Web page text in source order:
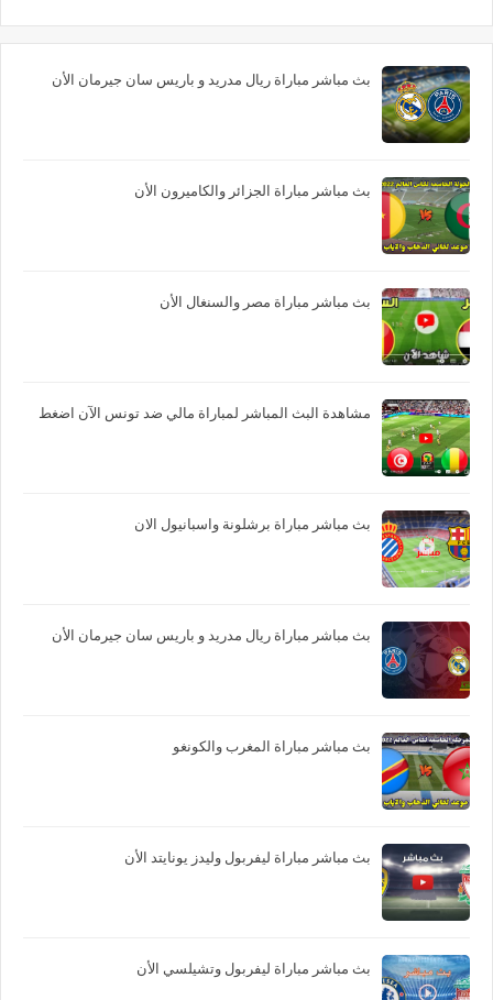
بث مباشر مباراة ريال مدريد و باريس سان جيرمان الأن
بث مباشر مباراة الجزائر والكاميرون الأن
بث مباشر مباراة مصر والسنغال الأن
مشاهدة البث المباشر لمباراة مالي ضد تونس الآن اضغط
بث مباشر مباراة برشلونة واسبانيول الان
بث مباشر مباراة ريال مدريد و باريس سان جيرمان الأن
بث مباشر مباراة المغرب والكونغو
بث مباشر مباراة ليفربول وليدز يونايتد الأن
بث مباشر مباراة ليفربول وتشيلسي الأن